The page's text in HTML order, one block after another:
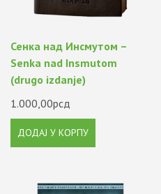
Сенка над Инсмутом –
Senka nad Insmutom
(drugo izdanje)
1.000,00рсд
ДОДАЈ У КОРПУ